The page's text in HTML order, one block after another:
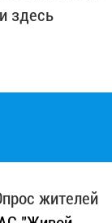
здесь
жителей